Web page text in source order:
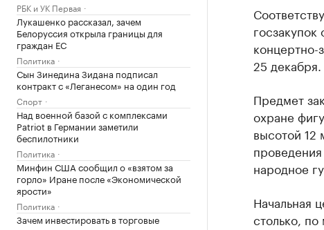
РБК и УК Первая
Лукашенко рассказал, зачем
Белоруссия открыла границы для
граждан ЕС
Политика
Сын Зинедина Зидана подписал
контракт с «Леганесом» на один год
Спорт
Над военной базой с комплексами
Patriot в Германии заметили
беспилотники
Политика
Минфин США сообщил о «взятом за
горло» Иране после «Экономической
ярости»
Политика
Зачем инвестировать в торговые
концертно-
25 декабря.
Предмет
охране
высотой 12
народное
Начальная
столько,